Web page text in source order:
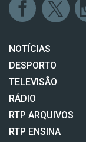
NOTÍCIAS
DESPORTO
TELEVISÃO
RÁDIO
RTP ARQUIVOS
RTP ENSINA